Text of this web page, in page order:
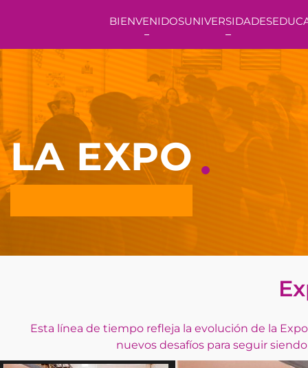
BIENVENIDOSUNIVERSIDADES
LA EXPO
Esta línea de tiempo refleja la evolución de la
nuevos desafíos para seguir